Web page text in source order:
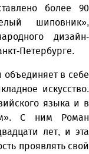
более 90
шиповник»,
дизайн-
Петербурге.
в себе
искусство.
языка и в
С ним Роман
лет, и эта
проявлять свой